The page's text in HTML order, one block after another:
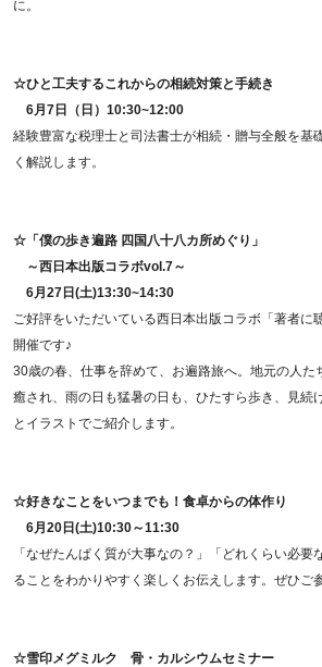
に。
☆ひと工夫するこれからの相続対策と手続き
6月7日（日） 10:30~12:00
経験豊富な税理士と司法書士が相続・贈与全般を基
く解説します。
☆「僕の歩き遍路 四国八十八カ所めぐり」
～西日本出版コラボvol.7～
6月27日(土)13:30~14:30
ご好評をいただいている西日本出版コラボ「著者に
開催です♪
30歳の春、仕事を辞めて、お遍路旅へ。地元の人た
癒され、雨の日も猛暑の日も、ひたすら歩き、見続
とイラストでご紹介します。
☆好きなことをいつまでも！食卓からの体作り
6月20日(土)10:30～11:30
「なぜたんぱく質が大事なの？」「どれくらい必要
ることをわかりやすく楽しくお伝えします。ぜひご
☆雪印メグミルク 骨・カルシウムセミナー